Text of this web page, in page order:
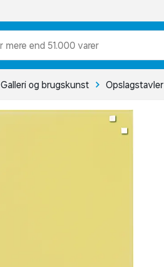
mere end 51.000 varer
Galleri og brugskunst Opslagstavler